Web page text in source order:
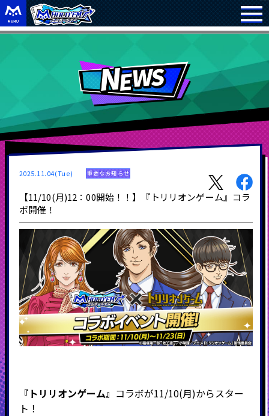
2025.11.04(Tue) 重要なお知らせ
【11/10(月)12：00開始！！】『トリリオンゲーム』コラ
ボ開催！
『トリリオンゲーム』 コラボが11/10(月)からスター
ト！